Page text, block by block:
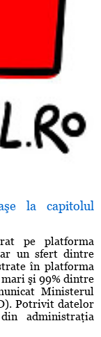
la capitolul
pe platforma
un sfert dintre
în platforma
şi 99% dintre
Ministerul
Potrivit datelor
administraţia